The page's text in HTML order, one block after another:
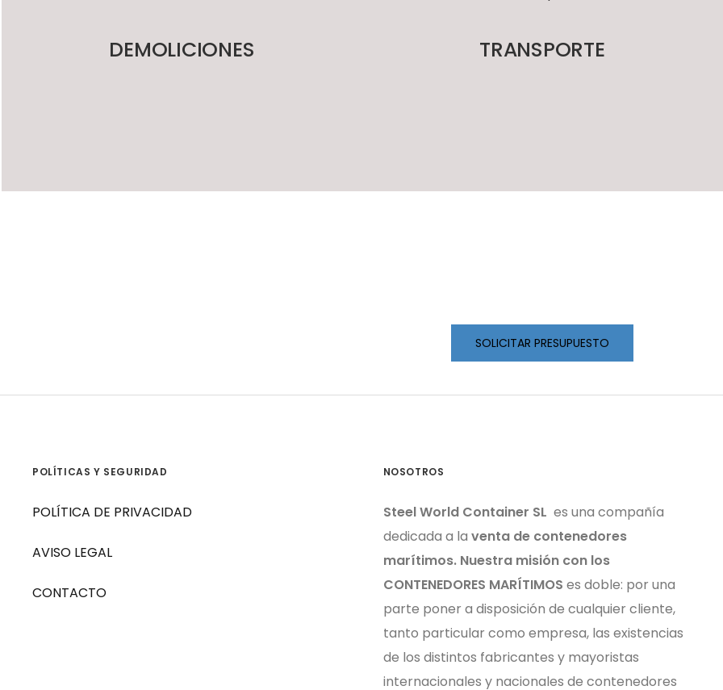
DEMOLICIONES TRANSPORTE
SOLICITAR PRESUPUESTO
POLÍTICAS Y SEGURIDAD
POLÍTICA DE PRIVACIDAD
AVISO LEGAL
CONTACTO
NOSOTROS
Steel World Container SL es una compañía
dedicada a la venta de contenedores
marítimos. Nuestra misión con los
CONTENEDORES MARÍTIMOS es doble: por una
parte poner a disposición de cualquier cliente,
tanto particular como empresa, las existencias
de los distintos fabricantes y mayoristas
internacionales y nacionales de contenedores